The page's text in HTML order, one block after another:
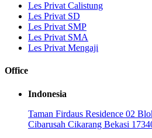
Les Privat Calistung
Les Privat SD
Les Privat SMP
Les Privat SMA
Les Privat Mengaji
Office
Indonesia
Taman Firdaus Residence 02
Cibarusah Cikarang Bekasi